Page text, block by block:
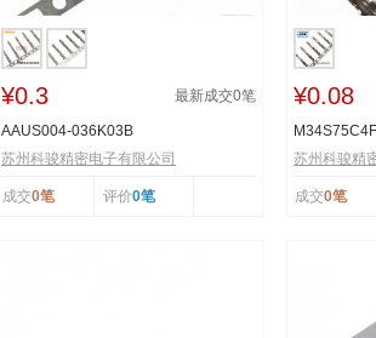
¥0.3 最新成交0笔
AAUS004-036K03B
苏州科骏精密电子有限公司
成交0笔 评价0笔
¥0.08
苏州科骏精
成交0笔